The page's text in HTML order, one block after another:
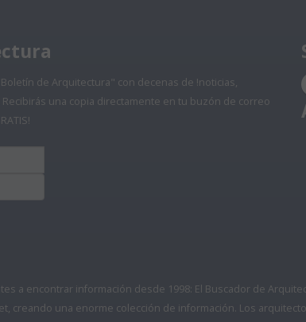
de Arquitectura" con decenas de !noticias,
una copia directamente en tu buzón de correo
a encontrar información desde 1998: El Buscador de
creando una enorme colección de información. Los